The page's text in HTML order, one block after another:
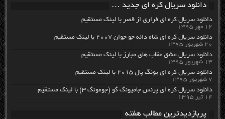
دانلود سریال کره ای جدید …
دانلود سریال کره ای فراری از قصر با لینک مستقیم
۱۲ مهر ۱۳۹۵
دانلود سریال کره ای شاه دائه جو جوان ۲۰۰۷ با لینک مستقیم
۲۰ شهریور ۱۳۹۵
دانلود سریال عشق عقاب های مبارز با لینک مستقیم
۱۳ شهریور ۱۳۹۵
دانلود سریال کره ای یونگ پال ۲۰۱۵ با لینک مستقیم
۷ شهریور ۱۳۹۵
دانلود سریال کره ای پرنس جامیونگ گو (جومونگ ۳) با لینک مستقیم
۱۴ تیر ۱۳۹۵
پربازدیدترین مطالب هفته